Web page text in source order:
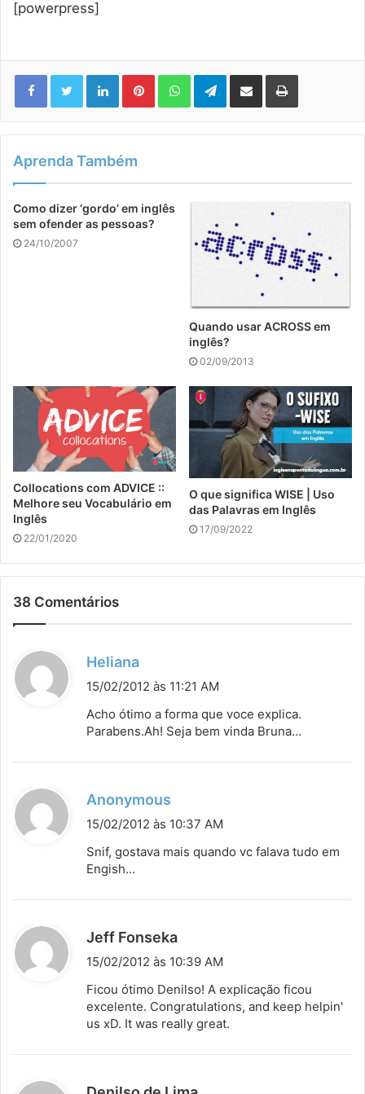
[powerpress]
LinkedinPinterestWhatsAppTelegram
Compartilhar via e-mail Imprimir
Aprenda Também
Como dizer ‘gordo’ em inglês
sem ofender as pessoas?
24/10/2007
Quando usar ACROSS em
inglês?
02/09/2013
Collocations com ADVICE ::
Melhore seu Vocabulário em
Inglês
22/01/2020
O que significa WISE | Uso
das Palavras em Inglês
17/09/2022
38 Comentários
Heliana
i
s
15/02/2012 às 11:21 AM
Acho ótimo a forma que voce explica.
Parabens.Ah! Seja bem vinda Bruna…
Anonymous
i
15/02/2012 às 10:37 AM
Snif, gostava mais quando vc falava tudo em
Engish…
Jeff Fonseka
i
s
e
15/02/2012 às 10:39 AM
Ficou ótimo Denilso! A explicação ficou
excelente. Congratulations, and keep helpin'
us xD. It was really great.